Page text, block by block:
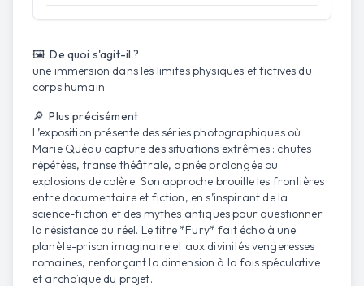
🖼️ De quoi s'agit-il ?
une immersion dans les limites physiques et fictives du
corps humain
🔎 Plus précisément
L’exposition présente des séries photographiques où
Marie Quéau capture des situations extrêmes : chutes
répétées, transe théâtrale, apnée prolongée ou
explosions de colère. Son approche brouille les frontières
entre documentaire et fiction, en s’inspirant de la
science-fiction et des mythes antiques pour questionner
la résistance du réel. Le titre *Fury* fait écho à une
planète-prison imaginaire et aux divinités vengeresses
romaines, renforçant la dimension à la fois spéculative
et archaïque du projet.